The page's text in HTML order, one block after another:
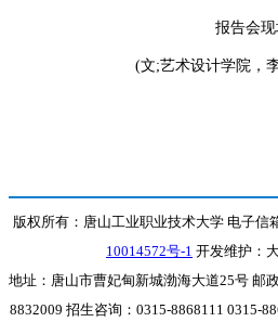
报告会现
(文;艺术设计学院，
版权所有：唐山工业职业技术大学 电子信
10014572号-1 开发维护：
地址：唐山市曹妃甸新城渤海大道25号 邮
8832009 招生咨询：0315-8868111 0315-